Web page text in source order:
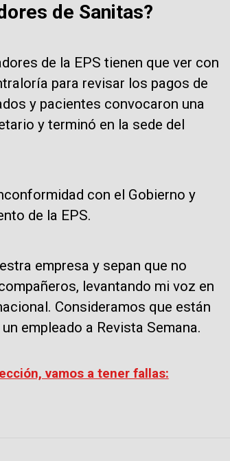
de Sanitas?
de la EPS tienen que ver con
para revisar los pagos de
y pacientes convocaron una
y terminó en la sede del
con el Gobierno y
de la EPS.
empresa y sepan que no
levantando mi voz en
Consideramos que están
empleado a Revista Semana.
vamos a tener fallas: